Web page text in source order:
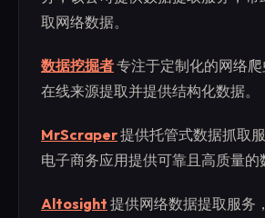
取网络数据。
数据挖掘者专注于定制化的网络
在线来源提取并提供结构化数据。
MrScraper提供托管式数据抓取
电子商务应用提供可靠且高质量的
Altosight 提供网络数据提取服务